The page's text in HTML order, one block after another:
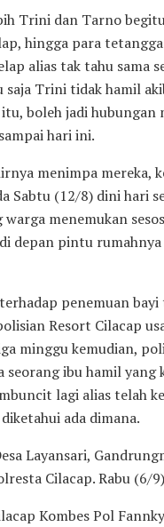
Trini dan Tarno
hingga para
alias tak tahu sama
saja Trini tidak hamil
boleh jadi hubungan
hari ini.
menimpa mereka,
Sabtu (12/8) dini hari
warga menemukan
depan pintu rumahnya
penemuan
Resort Cilacap
minggu kemudian,
seorang ibu hamil yang
lagi alias telah
ada dimana.
Layansari,
Cilacap. Rabu (6/
Kombes Pol